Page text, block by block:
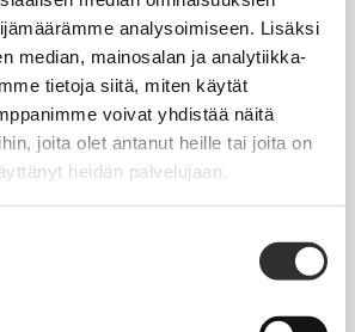
analysoimiseen. Lisäksi
median, mainosalan ja analytiikka-
tietoja siitä, miten käytät
voivat yhdistää näitä
joita olet antanut heille tai joita on
heidän palvelujaan.
KJTES sekä muut työ- ja